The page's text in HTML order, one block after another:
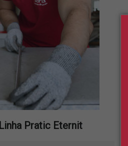
Linha Pratic Eternit